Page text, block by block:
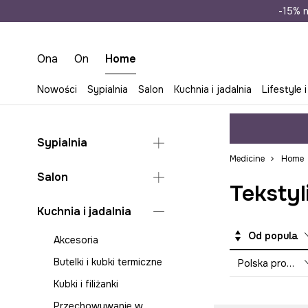
Wysyłka
-15%
Ona On Home
Nowości Sypialnia Salon Kuchnia i jadalnia Lifestyle
Sypialnia
Koce i pledy do sypialni
sypialni
biżuterię
Salon
Dekoracje
salonu
Przechowywanie w
Kuchnia i jadalnia
Akcesoria
Butelki i kubki termiczne
Kubki i filiżanki
Medicine Home
Od popularnych
Polska produkcja